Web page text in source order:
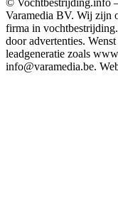
© Vochtbestrijding.info
Varamedia BV. Wij zijn
firma in
door advertenties.
leadgeneratie zoals
info@varamedia.be.